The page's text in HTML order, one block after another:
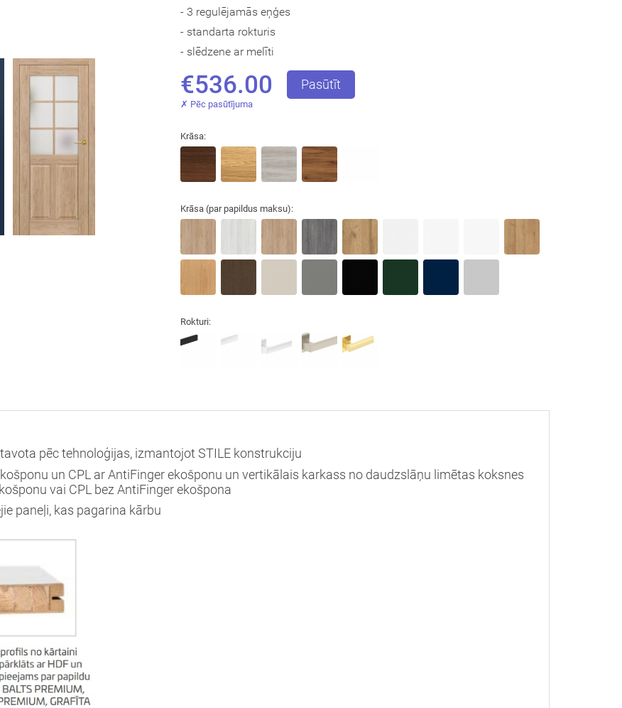
- 3 regulējamās eņģes
- standarta rokturis
- slēdzene ar melīti
€536.00 Pasūtīt
✗ Pēc pasūtījuma
Krāsa:
Krāsa (par papildus maksu):
Rokturi:
pēc tehnoloģijas, izmantojot STILE konstrukciju
un CPL ar AntiFinger ekošponu un vertikālais karkass no daudzslāņu limētas koksnes
vai CPL bez AntiFinger ekošpona
paneļi, kas pagarina kārbu